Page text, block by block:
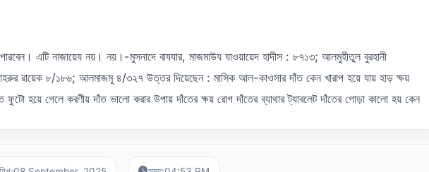
এটি নাজায়েয নয়। নয়।-মুসনাদে বাযযার, মাজমাউয যাওয়ায়েদ হাদীস : ৮৭১৩; আলমুহীতুল বুরহানী
রায়েক ৮/১৮৬; আলমাজমূ ৪/৩২৭ উত্তর দিয়েছেন : মাসিক আল-কাওসার দাঁত কেন খারাপ হয়ে যায় হাড় ক্ষয়
হয়ে গেলে করণীয় দাঁত ভালো করার উপায় দাঁতের ক্ষয় রোগ দাঁতের ব্যাথার ট্যাবলেট দাঁতের গোড়া কালো হয় কেন